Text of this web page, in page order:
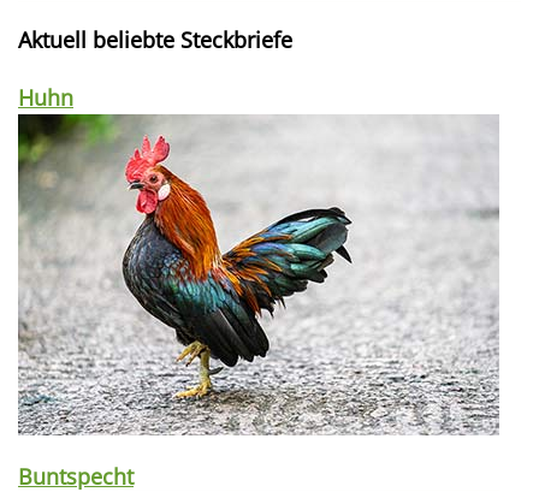
Aktuell beliebte Steckbriefe
Huhn
Buntspecht